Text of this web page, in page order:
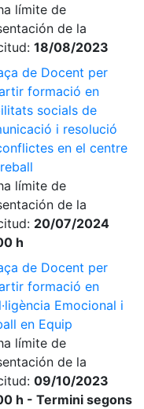
límite de
de la
18/08/2023
de Docent per
formació en
socials de
i resolució
en el centre
límite de
de la
20/07/2024
h
de Docent per
formació en
Emocional i
en Equip
límite de
de la
09/10/2023
h - Termini segons